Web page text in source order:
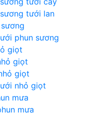
tưới lan
phun sương
giọt
giọt
giọt
nhỏ giọt
mưa
mưa